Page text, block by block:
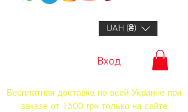
UAH (₴)
Вход
Бесплатная доставка по всей Украине при
заказе от 1500 грн только на сайте